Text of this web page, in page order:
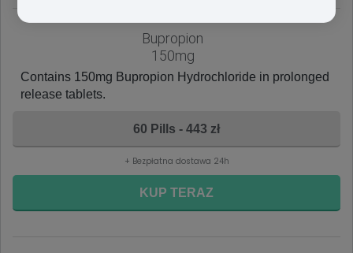
Bupropion
150mg
Contains 150mg Bupropion Hydrochloride in prolonged
release tablets.
60 Pills - 443 zł
+ Bezpłatna dostawa 24h
KUP TERAZ